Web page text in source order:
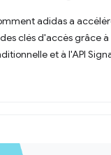
adidas a
clés d'accès grâce
et à l'API